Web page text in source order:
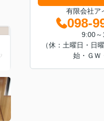
有限会社ア
098-
9:00
（休：土曜日・日
始・ＧＷ